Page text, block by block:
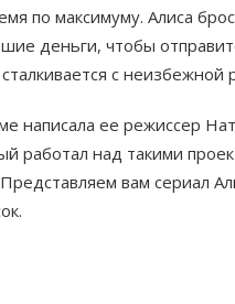
по максимуму. Алиса
деньги, чтобы
с неизбежной
написала ее режиссер
работал над такими
вам сериал